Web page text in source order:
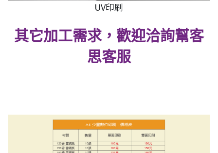
UV印刷
其它加工需求，歡迎洽詢幫客
思客服